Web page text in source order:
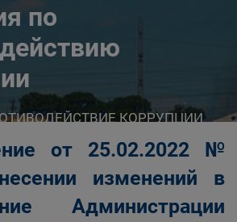
по
КОРРУПЦИИ
и урегулированию
противодействию коррупции
от 25.02.2022 №
изменений в
Администрации